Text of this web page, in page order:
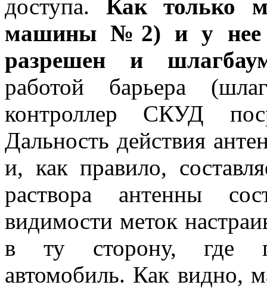
доступа. Как только
машины №2) и у нее
разрешен и
работой барьера
контроллер СКУД
Дальность действия
и, как правило,
раствора антенны
видимости меток
в ту сторону, где
автомобиль. Как видно,